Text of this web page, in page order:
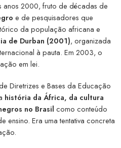
2000, fruto de décadas de
e de pesquisadores que
da população africana e
de Durban (2001), organizada
à pauta. Em 2003, o
em lei.
Diretrizes e Bases da Educação
história da África, da cultura
no Brasil como conteúdo
ensino. Era uma tentativa concreta